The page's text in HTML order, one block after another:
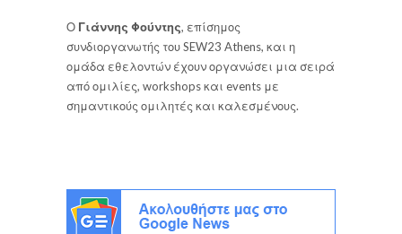
Ο Γιάννης Φούντης, επίσημος
συνδιοργανωτής του SEW23 Athens, και η
ομάδα εθελοντών έχουν οργανώσει μια σειρά
από ομιλίες, workshops και events με
σημαντικούς ομιλητές και καλεσμένους.